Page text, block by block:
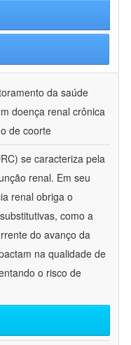
da saúde
doença renal crônica
de coorte
se caracteriza pela
renal. Em seu
renal obriga o
como a
do avanço da
na qualidade de
o risco de